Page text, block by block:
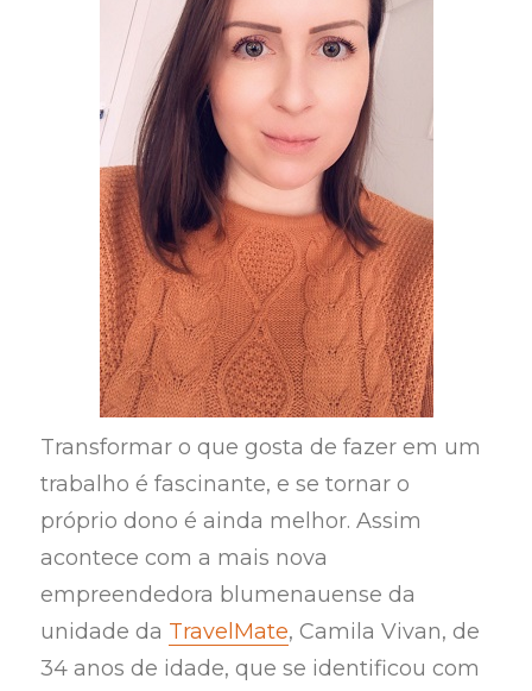
Transformar o que gosta de fazer em um
trabalho é fascinante, e se tornar o
próprio dono é ainda melhor. Assim
acontece com a mais nova
empreendedora blumenauense da
unidade da TravelMate, Camila Vivan, de
34 anos de idade, que se identificou com